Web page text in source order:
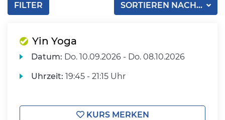
SORTIEREN NACH...
FILTER
Yin Yoga
Datum: Do. 10.09.2026 - Do. 08.10.2026
Uhrzeit: 19:45 - 21:15 Uhr
KURS MERKEN